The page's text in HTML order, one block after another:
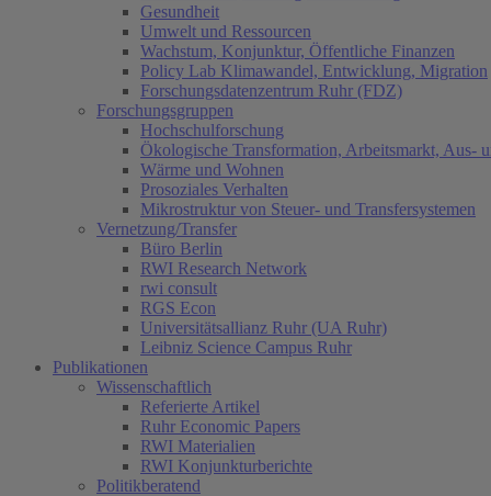
Gesundheit
Umwelt und Ressourcen
Wachstum, Konjunktur, Öffentliche Finanzen
Policy Lab Klimawandel, Entwicklung, Migration
Forschungsdatenzentrum Ruhr (FDZ)
Forschungsgruppen
Hochschulforschung
Ökologische Transformation, Arbeitsmarkt, Aus-
Wärme und Wohnen
Prosoziales Verhalten
Mikrostruktur von Steuer- und Transfersystemen
Vernetzung/Transfer
Büro Berlin
RWI Research Network
rwi consult
RGS Econ
Universitätsallianz Ruhr (UA Ruhr)
Leibniz Science Campus Ruhr
Publikationen
Wissenschaftlich
Referierte Artikel
Ruhr Economic Papers
RWI Materialien
RWI Konjunkturberichte
Politikberatend